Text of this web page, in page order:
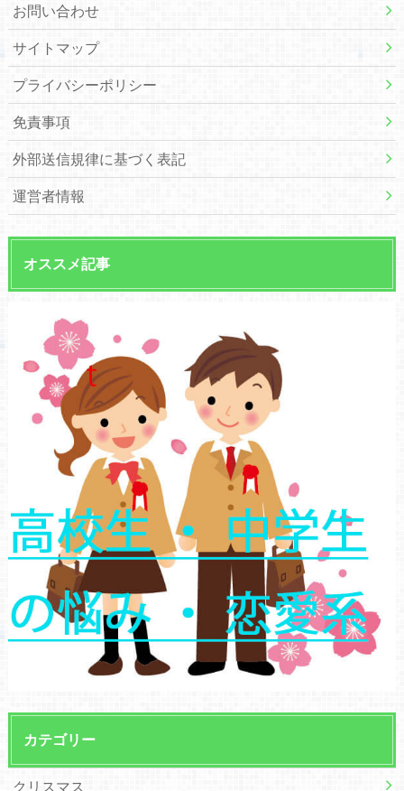
お問い合わせ
サイトマップ
プライバシーポリシー
免責事項
外部送信規律に基づく表記
運営者情報
オススメ記事
カテゴリー
クリスマス